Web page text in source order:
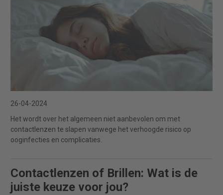
26-04-2024
Het wordt over het algemeen niet aanbevolen om met
contactlenzen te slapen vanwege het verhoogde risico op
ooginfecties en complicaties.
Contactlenzen of Brillen: Wat is de
juiste keuze voor jou?